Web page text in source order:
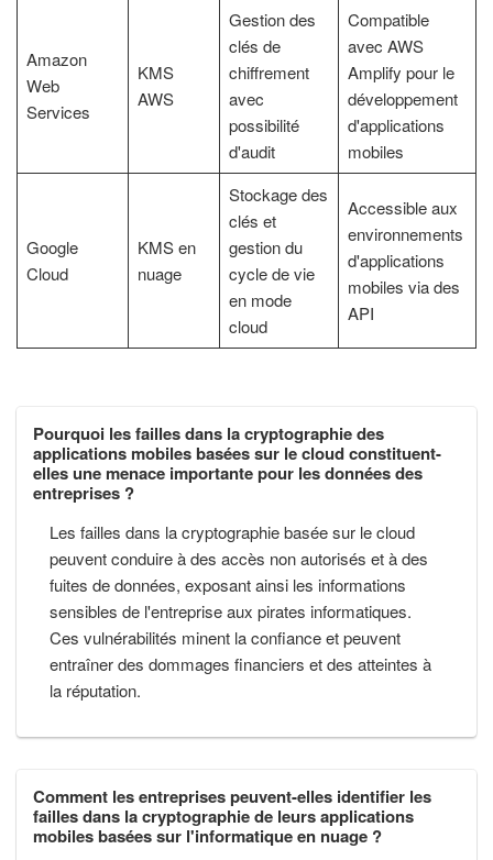
Amazon
Web
Services
KMS
AWS
Gestion des
clés de
chiffrement
avec
possibilité
d'audit
Compatible
avec AWS
Amplify pour le
développement
d'applications
mobiles
Google
Cloud
KMS en
nuage
Stockage des
clés et
gestion du
cycle de vie
en mode
cloud
Accessible aux
environnements
d'applications
mobiles via des
API
Pourquoi les failles dans la cryptographie des
applications mobiles basées sur le cloud constituent-
elles une menace importante pour les données des
entreprises ?
Les failles dans la cryptographie basée sur le cloud
peuvent conduire à des accès non autorisés et à des
fuites de données, exposant ainsi les informations
sensibles de l'entreprise aux pirates informatiques.
Ces vulnérabilités minent la confiance et peuvent
entraîner des dommages financiers et des atteintes à
la réputation.
Comment les entreprises peuvent-elles identifier les
failles dans la cryptographie de leurs applications
mobiles basées sur l'informatique en nuage ?